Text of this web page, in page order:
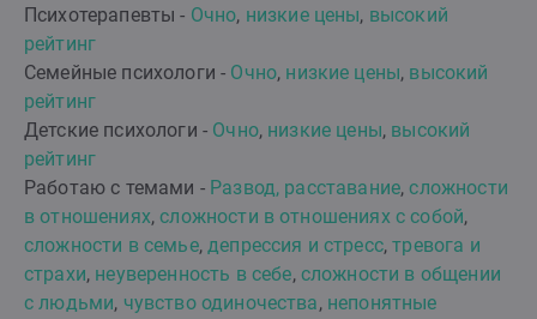
Психотерапевты - Очно, низкие цены, высокий
рейтинг
Семейные психологи - Очно, низкие цены, высокий
рейтинг
Детские психологи - Очно, низкие цены, высокий
рейтинг
Работаю с темами - Развод, расставание,сложности
в отношениях,сложности в отношениях с собой,
сложности в семье,депрессия и стресс,тревога и
страхи, неуверенность в себе, сложности в общении
с людьми, чувство одиночества, непонятные